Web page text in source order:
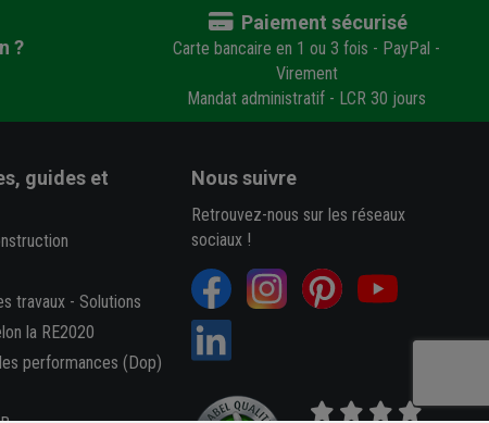
?
Paiement sécurisé
Carte bancaire en 1 ou 3 fois - PayPal -
Virement
Mandat administratif - LCR 30 jours
guides et
travaux- Solutions
la RE2020
performances (Dop)
Nous suivre
Retrouvez-nous sur les réseaux
sociaux !